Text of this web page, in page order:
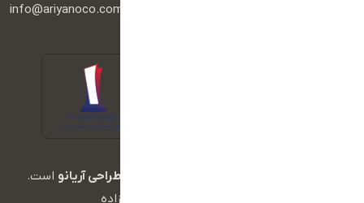
info@ariyanoco.com
آژانس طراحی آریانو است.
طراحی شده توسط آریا بیات زاده